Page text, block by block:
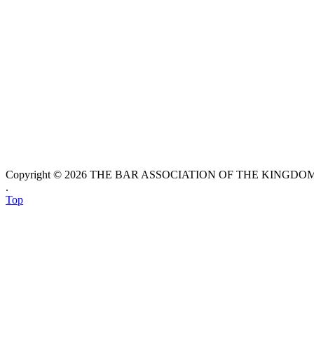
Copyright © 2026 THE BAR ASSOCIATION OF THE
.
Top